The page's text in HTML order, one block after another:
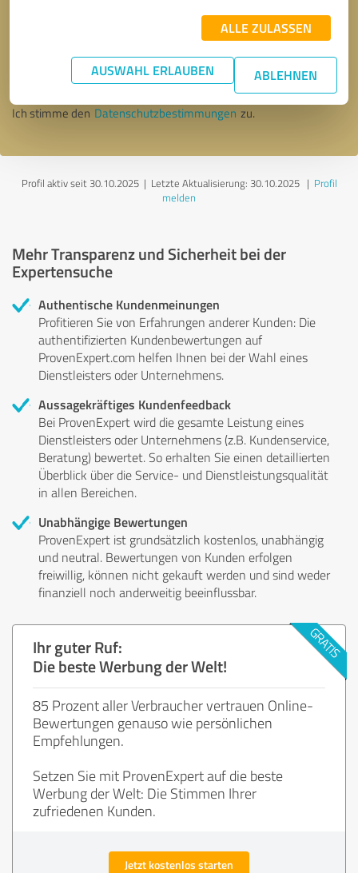
ALLE ZULASSEN
AUSWAHL ERLAUBEN ABLEHNEN
* Erforderliche Angaben
Nachricht senden
Ich stimme den Datenschutzbestimmungen zu.
Profil aktiv seit 30.10.2025 | Letzte Aktualisierung: 30.10.2025| Profil
melden
Mehr Transparenz und Sicherheit bei der
Expertensuche
Authentische Kundenmeinungen
Profitieren Sie von Erfahrungen anderer Kunden: Die
authentifizierten Kundenbewertungen auf
ProvenExpert.com helfen Ihnen bei der Wahl eines
Dienstleisters oder Unternehmens.
Aussagekräftiges Kundenfeedback
Bei ProvenExpert wird die gesamte Leistung eines
Dienstleisters oder Unternehmens (z.B. Kundenservice,
Beratung) bewertet. So erhalten Sie einen detaillierten
Überblick über die Service- und Dienstleistungsqualität
in allen Bereichen.
Unabhängige Bewertungen
ProvenExpert ist grundsätzlich kostenlos, unabhängig
und neutral. Bewertungen von Kunden erfolgen
freiwillig, können nicht gekauft werden und sind weder
finanziell noch anderweitig beeinflussbar.
Ihr guter Ruf:
Die beste Werbung der Welt!
85 Prozent aller Verbraucher vertrauen Online-
Bewertungen genauso wie persönlichen
Empfehlungen.
Setzen Sie mit ProvenExpert auf die beste
Werbung der Welt: Die Stimmen Ihrer
zufriedenen Kunden.
Jetzt kostenlos starten